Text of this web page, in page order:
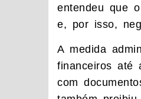
entendeu que
e, por isso,
A medida
financeiros até
com